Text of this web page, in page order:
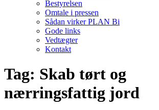
Bestyrelsen
Omtale i pressen
Sådan virker PLAN Bi
Gode links
Vedtægter
Kontakt
Tag: Skab tørt og
nærringsfattig jord